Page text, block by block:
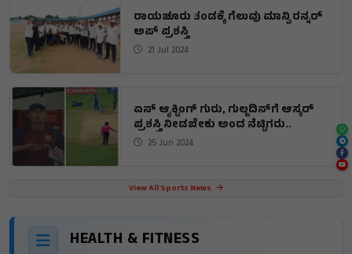
ರಾಯಚೂರು ತಂಡಕ್ಕೆ ಗೆಲುವು ಮಾನ್ವಿ ರನ್ನರ್
ಅಪ್ ಪ್ರಶಸ್ತಿ
21 Jul 2024
ಏನ್ ಆ್ಯಕ್ಟಿಂಗ್ ಗುರು, ಗುಲ್ಬದಿನ್​ಗೆ ಆಸ್ಕರ್
ಪ್ರಶಸ್ತಿ ನೀಡಬೇಕು ಅಂದ ನೆಟ್ಟಿಗರು..
25 Jun 2024
View All Sports News
HEALTH & FITNESS